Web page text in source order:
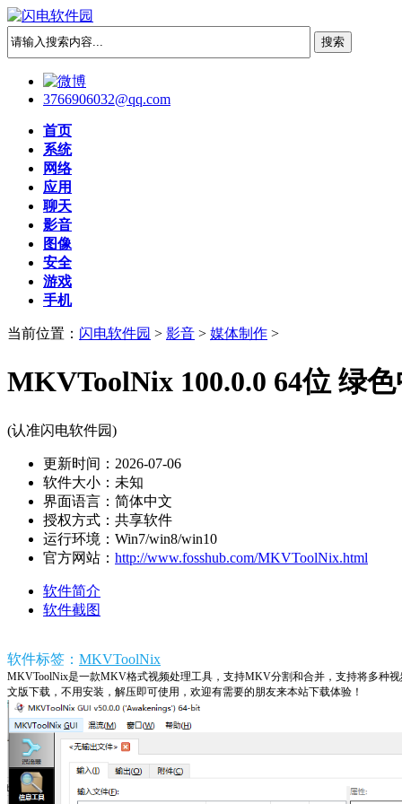
3766906032@qq.com
首页
系统
网络
应用
聊天
影音
图像
安全
游戏
手机
当前位置： 闪电软件园 > 影音 > 媒体制作 >
MKVToolNix 100.0.0 64位 绿
(认准闪电软件园)
更新时间：2026-07-06
软件大小：未知
界面语言：简体中文
授权方式：共享软件
运行环境：Win7/win8/win10
官方网站： http://www.fosshub.com/MKVToolNix.html
软件简介
软件截图
软件标签： MKVToolNix
MKVToolNix是一款MKV格式视频处理工具，支持MKV分割和合并，支持将多种
文版下载，不用安装，解压即可使用，欢迎有需要的朋友来本站下载体验！